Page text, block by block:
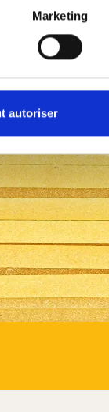
Marketing
autoriser